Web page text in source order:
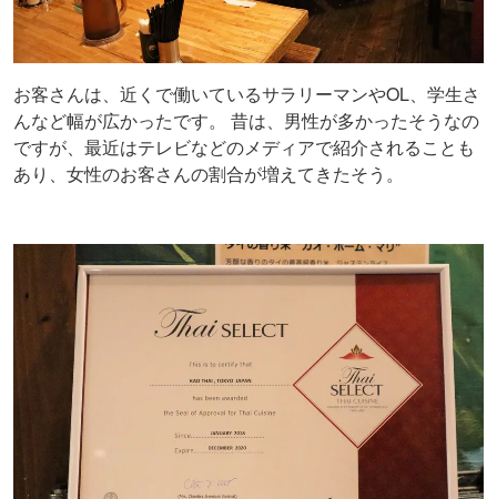
お客さんは、近くで働いているサラリーマンやOL、学生さ
んなど幅が広かったです。 昔は、男性が多かったそうなの
ですが、最近はテレビなどのメディアで紹介されることも
あり、女性のお客さんの割合が増えてきたそう。